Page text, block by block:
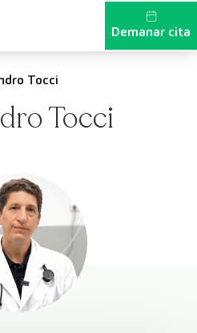
Demanar cita
Tocci
Tocci